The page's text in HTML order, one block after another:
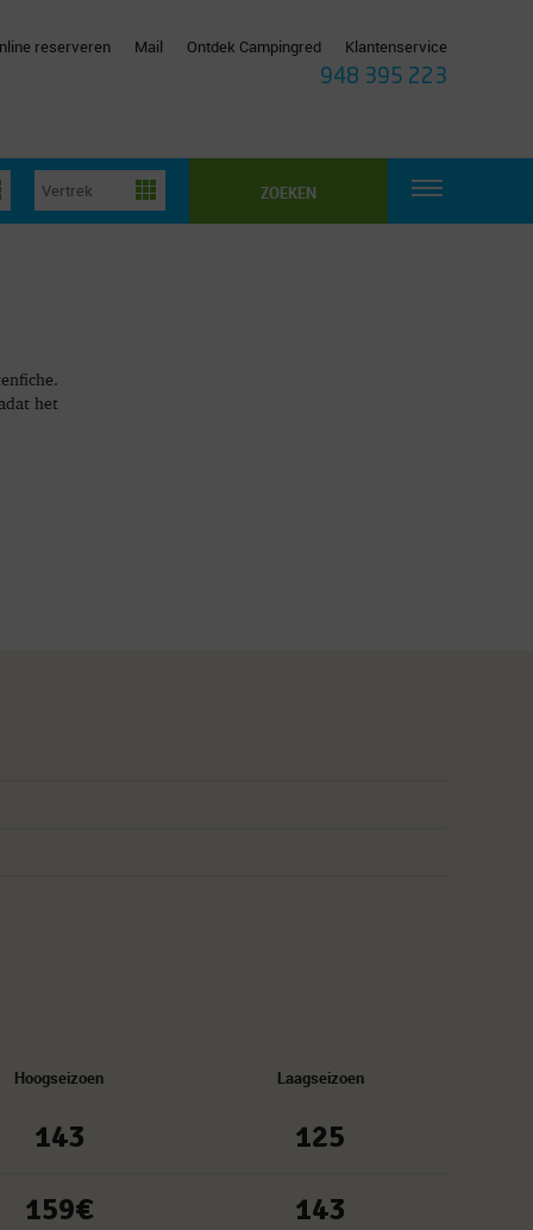
reserveren Mail
Ontdek Campingred
948 395 223
Klantenservice
ZOEKEN
het
Hoogseizoen Laagseizoen
143
125
159€
143